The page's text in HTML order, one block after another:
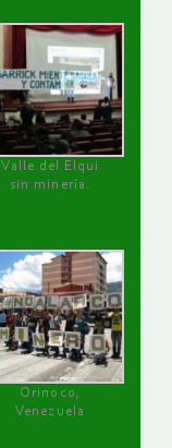
Valle del Elqui
sin minería.
Orinoco,
Venezuela